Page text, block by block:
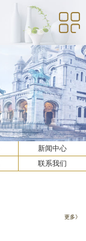
新闻中心
联系我们
更多》